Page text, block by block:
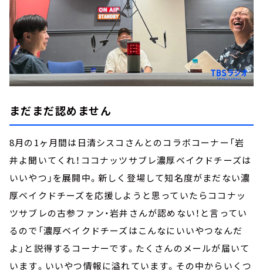
まだまだ認めません
8月の1ヶ月間は日清シスコさんとのコラボコーナー「岩
井よ聞いてくれ！ココナッツサブレ濃厚ベイクドチーズは
いいやつ」を展開中。新しく登場して知名度がまだない濃
厚ベイクドチーズを応援しようと思っていたらココナッ
ツサブレの古参ファン・岩井さんが認めない！と言ってい
るので「濃厚ベイクドチーズはこんなにいいやつなんだ
よ」と説得するコーナーです。たくさんのメールが届いて
います。いいやつ情報に溢れています。その中からいくつ